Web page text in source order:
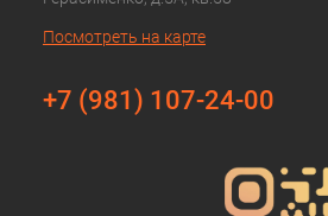
Посмотреть на карте
+7 (981) 107-24-00